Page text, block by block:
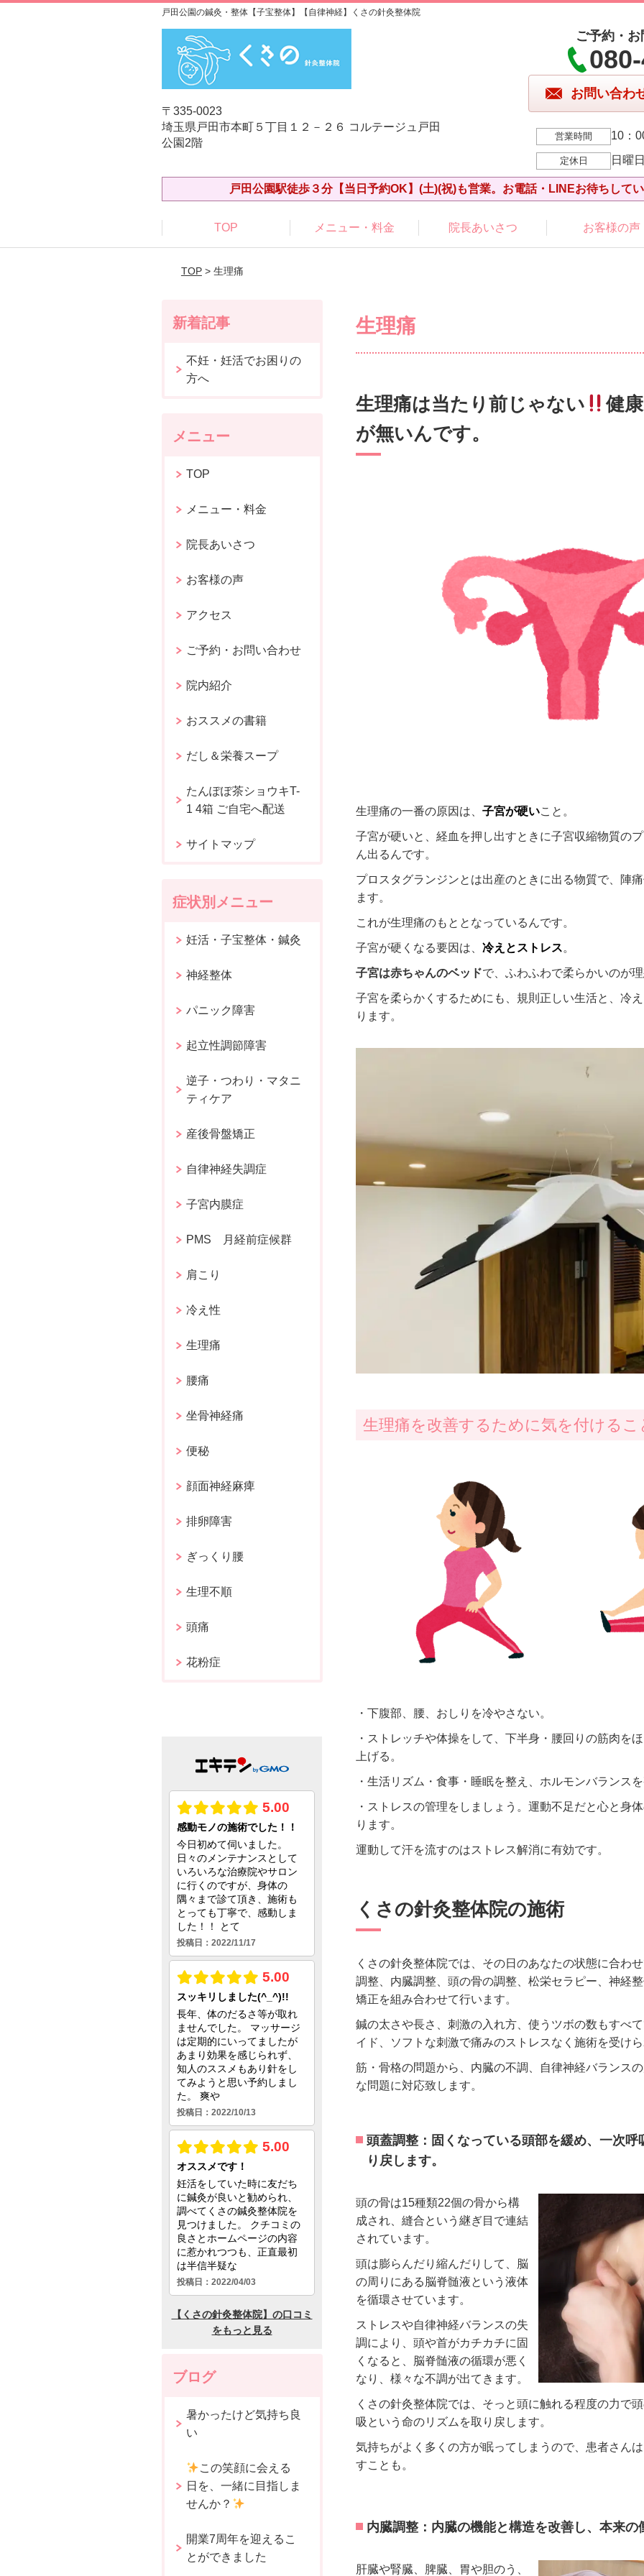
戸田公園の鍼灸・整体【子宝整体】【自律神経】くさの針灸整体院
〒335-0023
埼玉県戸田市本町５丁目１２－２６ コルテージュ戸田
公園2階
ご予約・
お問い合わ
営業時間 10：
定休日 日曜
戸田公園駅徒歩３分【当日予約OK】(土)(祝)も営業。お電話・LINEお待ちして
TOP メニュー・料金 院長あいさつ お客様の声
TOP> 生理痛
生理痛
生理痛は当たり前じゃない
健
が無いんです。
生理痛の一番の原因は、 子宮が硬いこと。
子宮が硬いと、経血を押し出すときに子宮収縮物質の
ん出るんです。
プロスタグランジンとは出産のときに出る物質で、陣
ます。
これが生理痛のもととなっているんです。
子宮が硬くなる要因は、 冷えとストレス。
子宮は赤ちゃんのベッドで、ふわふわで柔らかいのが
子宮を柔らかくするためにも、規則正しい生活と、冷
ります。
生理痛を改善するために気を付けるこ
・下腹部、腰、おしりを冷やさない。
・ストレッチや体操をして、下半身・腰回りの筋肉を
上げる。
・生活リズム・食事・睡眠を整え、ホルモンバランス
・ストレスの管理をしましょう。運動不足だと心と身
ります。
運動して汗を流すのはストレス解消に有効です。
くさの針灸整体院の施術
くさの針灸整体院では、その日のあなたの状態に合わ
調整、内臓調整、頭の骨の調整、松栄セラピー、神経
矯正を組み合わせて行います。
鍼の太さや長さ、刺激の入れ方、使うツボの数もすべ
イド、ソフトな刺激で痛みのストレスなく施術を受け
筋・骨格の問題から、内臓の不調、自律神経バランス
な問題に対応致します。
頭蓋調整：固くなっている頭部を緩め、一次呼
り戻します。
頭の骨は15種類22個の骨から構
成され、縫合という継ぎ目で連結
されています。
頭は膨らんだり縮んだりして、脳
の周りにある脳脊髄液という液体
を循環させています。
ストレスや自律神経バランスの失
調により、頭や首がカチカチに固
くなると、脳脊髄液の循環が悪く
なり、様々な不調が出てきます。
くさの針灸整体院では、そっと頭に触れる程度の力で
吸という命のリズムを取り戻します。
気持ちがよく多くの方が眠ってしまうので、患者さん
すことも。
内臓調整：内臓の機能と構造を改善し、本来の
肝臓や腎臓、脾臓、胃や胆のう、
新着記事
不妊・妊活でお困りの
方へ
メニュー
TOP
メニュー・料金
院長あいさつ
お客様の声
アクセス
ご予約・お問い合わせ
院内紹介
おススメの書籍
だし＆栄養スープ
たんぽぽ茶ショウキT-
1 4箱 ご自宅へ配送
サイトマップ
症状別メニュー
妊活・子宝整体・鍼灸
神経整体
パニック障害
起立性調節障害
逆子・つわり・マタニ
ティケア
産後骨盤矯正
自律神経失調症
子宮内膜症
PMS 月経前症候群
肩こり
冷え性
生理痛
腰痛
坐骨神経痛
便秘
顔面神経麻痺
排卵障害
ぎっくり腰
生理不順
頭痛
花粉症
ブログ
暑かったけど気持ち良
い
この笑顔に会える
日を、一緒に目指しま
せんか？
開業7周年を迎えるこ
とができました